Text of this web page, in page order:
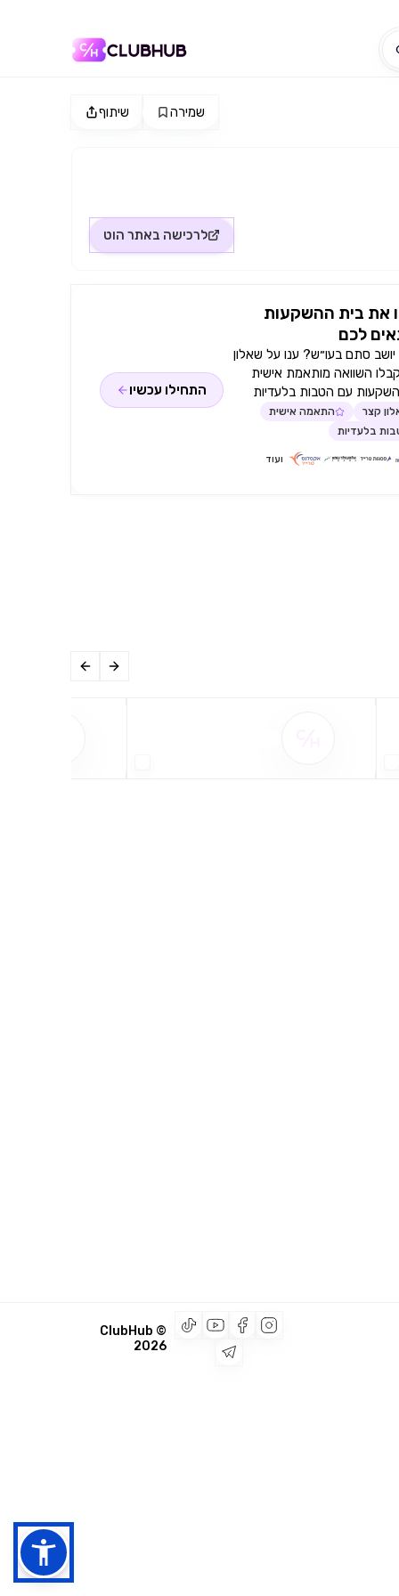
שיתוף שמירה
לרכישה באתר הוט
את בית ההשקעות
לכם
סתם בעו״ש? ענו על שאלון
השוואה מותאמת אישית
עם הטבות בלעדיות
קצר
התאמה אישית
בלעדיות
ועוד
התחילו עכשיו
© ClubHub
2026